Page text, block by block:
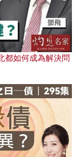
都如何成為解決問